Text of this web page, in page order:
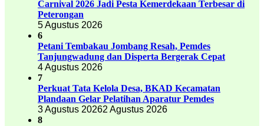
Carnival 2026 Jadi Pesta Kemerdekaan Terbesar di
Peterongan
5 Agustus 2026
6
Petani Tembakau Jombang Resah, Pemdes
Tanjungwadung dan Disperta Bergerak Cepat
4 Agustus 2026
7
Perkuat Tata Kelola Desa, BKAD Kecamatan
Plandaan Gelar Pelatihan Aparatur Pemdes
3 Agustus 20262 Agustus 2026
8